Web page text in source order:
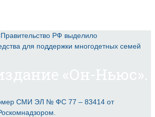
Правительство РФ выделило
для поддержки многодетных семей
СМИ ЭЛ № ФС 77 – 83414 от